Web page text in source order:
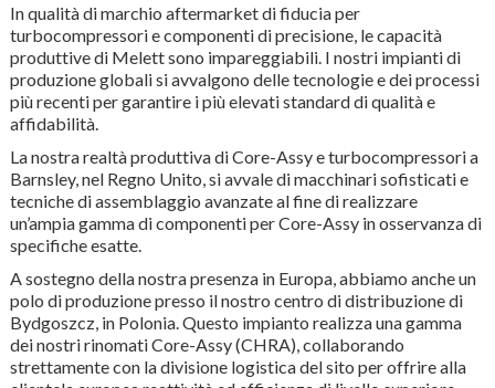
In qualità di marchio aftermarket di fiducia per
turbocompressori e componenti di precisione, le capacità
produttive di Melett sono impareggiabili. I nostri impianti di
produzione globali si avvalgono delle tecnologie e dei processi
più recenti per garantire i più elevati standard di qualità e
affidabilità.
La nostra realtà produttiva di Core-Assy e turbocompressori a
Barnsley, nel Regno Unito, si avvale di macchinari sofisticati e
tecniche di assemblaggio avanzate al fine di realizzare
un’ampia gamma di componenti per Core-Assy in osservanza di
specifiche esatte.
A sostegno della nostra presenza in Europa, abbiamo anche un
polo di produzione presso il nostro centro di distribuzione di
Bydgoszcz, in Polonia. Questo impianto realizza una gamma
dei nostri rinomati Core-Assy (CHRA), collaborando
strettamente con la divisione logistica del sito per offrire alla